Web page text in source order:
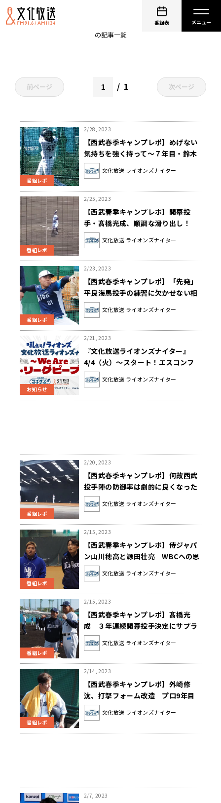
番組表
の記事一覧
前ページ 1 次ページ
番組レポ
2/28, 2023
【西武春季キャンプレポ】めげない
気持ちを強く持って～７年目・鈴木
将平、今年こそ～
文化放送 ライオンズナイター
番組レポ
2/25, 2023
【西武春季キャンプレポ】開幕投
手・髙橋光成、順調な滑り出し！
文化放送 ライオンズナイター
番組レポ
2/23, 2023
【西武春季キャンプレポ】「先発」
平良海馬投手の練習に欠かせない相
棒とは
文化放送 ライオンズナイター
お知らせ
2/21, 2023
『文化放送ライオンズナイター』
4/4（火）～スタート！エスコンフ
ィールド開幕戦（3/30（木））＆埼
玉西武ライオンズ開幕戦
文化放送 ライオンズナイター
番組レポ
2/20, 2023
【西武春季キャンプレポ】何故西武
投手陣の防御率は劇的に良くなった
のか
文化放送 ライオンズナイター
番組レポ
2/15, 2023
【西武春季キャンプレポ】侍ジャパ
ン山川穂高と源田壮亮 WBCへの思
いとは
文化放送 ライオンズナイター
番組レポ
2/15, 2023
【西武春季キャンプレポ】髙橋光
成 ３年連続開幕投手決定にサプラ
イズ！
文化放送 ライオンズナイター
番組レポ
2/14, 2023
【西武春季キャンプレポ】外崎修
汰、打撃フォーム改造 プロ9年目
の挑戦
文化放送 ライオンズナイター
2/7, 2023